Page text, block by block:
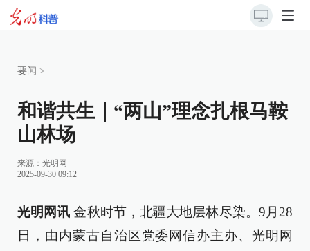
要闻 >
和谐共生｜“两山”理念扎根马鞍
山林场
来源： 光明网
2025-09-30 09:12
光明网讯 金秋时节，北疆大地层林尽染。9月28
日，由内蒙古自治区党委网信办主办、光明网